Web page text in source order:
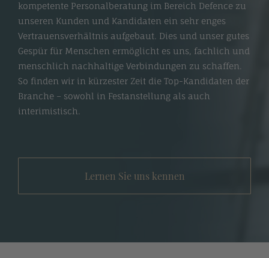
kompetente Personalberatung im Bereich Defence zu
unseren Kunden und Kandidaten ein sehr enges
Vertrauensverhältnis aufgebaut. Dies und unser gutes
Gespür für Menschen ermöglicht es uns, fachlich und
menschlich nachhaltige Verbindungen zu schaffen.
So finden wir in kürzester Zeit die Top-Kandidaten der
Branche – sowohl in Festanstellung als auch
interimistisch.
Lernen Sie uns kennen